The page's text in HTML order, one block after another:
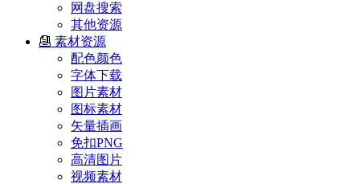
网盘搜索
其他资源
素材资源
配色颜色
字体下载
图片素材
图标素材
矢量插画
免扣PNG
高清图片
视频素材